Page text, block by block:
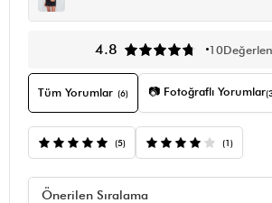
4.8 10
Tüm Yorumlar (6) 📷 Fotoğraflı Yorumlar
(5) (1)
Önerilen Sıralama